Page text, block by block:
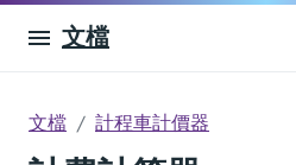
文檔
文檔 計程車計價器